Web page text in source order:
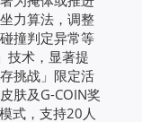
力算法，调整
撞判定异常等
技术，显著提
挑战」限定活
肤及G-COIN奖
式，支持20人